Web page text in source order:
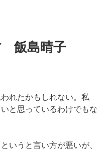
飯島晴子
れたかもしれない。私
と思っているわけでもな
いうと言い方が悪いが、